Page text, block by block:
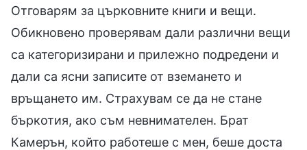
Отговарям за църковните книги и вещи.
Обикновено проверявам дали различни вещи
са категоризирани и прилежно подредени и
дали са ясни записите от вземането и
връщането им. Страхувам се да не стане
бъркотия, ако съм невнимателен. Брат
Камерън, който работеше с мен, беше доста